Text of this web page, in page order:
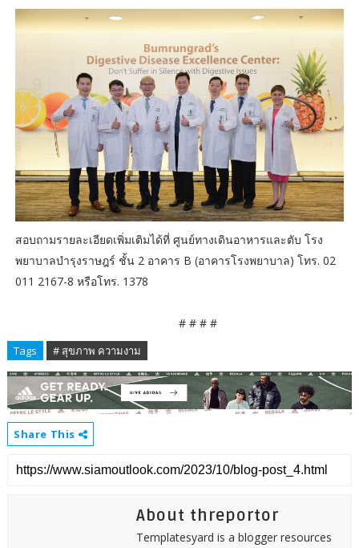
สอบถามรายละเอียดเพิ่มเติมได้ที่ ศูนย์ทางเดินอาหารและตับ โรง
พยาบาลบำรุงราษฎร์ ชั้น 2 อาคาร B (อาคารโรงพยาบาล) โทร. 02
011 2167-8 หรือโทร. 1378
# # # #
Tags # สุขภาพ ความงาม
Share This
About threportor
Templatesyard is a blogger resources